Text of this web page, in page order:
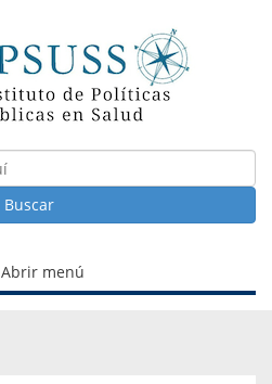
Buscar
Abrir menú